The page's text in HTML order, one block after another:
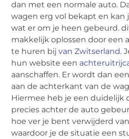
dan met een normale auto.
wagen erg vol bekapt en kan
wat er om je heen gebeurd.
makkelijk oplossen door een
te huren bijvan Zwitserland.
hun website een
aanschaffen. Er wordt dan
aan de achterkant van de
Hiermee heb je een duidelijk
precies achter de auto
hoe ver je bent verwijderd
waardoor je de situatie een